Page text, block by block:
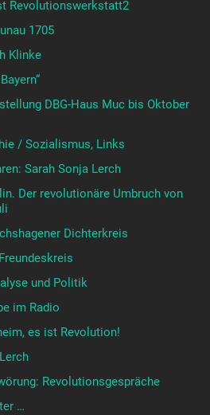
Revolutionswerkstatt2
1705
Klinke
DBG-Haus Muc bis Oktober
/ Sozialismus, Links
Sarah Sonja Lerch
Der revolutionäre Umbruch von
Dichterkreis
und Politik
im Radio
es ist Revolution!
Revolutionsgespräche
…